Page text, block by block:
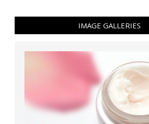
IMAGE GALLERIES